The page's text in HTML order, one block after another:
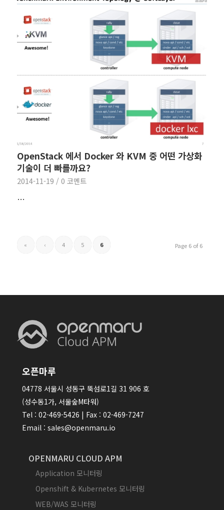
OpenStack 에서 Docker 와 KVM 중 어떤 가상화
기술이 더 빠를까요?
2014-11-19 / 0 코멘트
…
Page 6 of 6
« ‹ 4 5 6
오픈마루
04778 서울시 성동구 뚝섬로1길 31 906 호
(성수동1가, 서울숲M타워)
Tel : 02-469-5426 | Fax : 02-469-7247
Email : sales@openmaru.io
OPENMARU CLOUD APM
Application 모니터링
Openshift & Kubernetes 모니터링
WEB/WAS 모니터링